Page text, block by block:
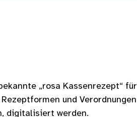
„rosa Kassenrezept“ für
und Verordnungen
digitalisiert werden.